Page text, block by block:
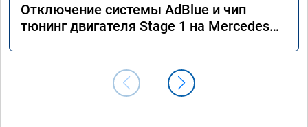
Отключение системы AdBlue и чип
тюнинг двигателя Stage 1 на Mercedes